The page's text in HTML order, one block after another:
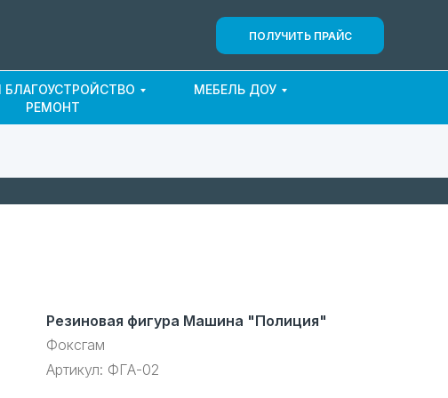
ПОЛУЧИТЬ ПРАЙС
БЛАГОУСТРОЙСТВО
МЕБЕЛЬ ДОУ
РЕМОНТ
Резиновая фигура Машина "Полиция"
Фоксгам
Артикул: ФГА-02